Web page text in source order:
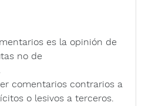
es la opinión de
no de
comentarios contrarios a
o lesivos a terceros.